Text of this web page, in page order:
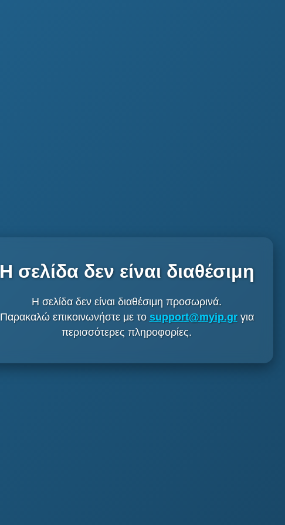
Η σελίδα δεν είναι διαθέσιμη
Η σελίδα δεν είναι διαθέσιμη προσωρινά.
Παρακαλώ επικοινωνήστε με το support@myip.grγια
περισσότερες πληροφορίες.